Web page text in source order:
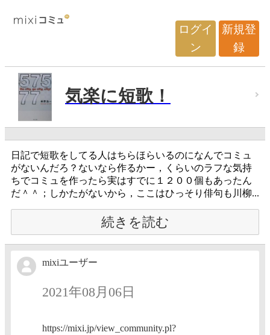
ログイ
ン
新規登
録
気楽に短歌！
日記で短歌をしてる人はちらほらいるのになんでコミュ
がないんだろ？ないなら作るかー，くらいのラフな気持
ちでコミュを作ったら実はすでに１２００個もあったん
だ＾＾；しかたがないから，ここはひっそり俳句も川柳...
続きを読む
mixiユーザー
2021年08月06日
https://mixi.jp/view_community.pl?